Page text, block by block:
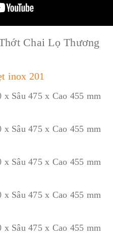
Chai Lọ Thương
inox 201
Sâu 475 x Cao 455 mm
Sâu 475 x Cao 455 mm
Sâu 475 x Cao 455 mm
Sâu 475 x Cao 455 mm
Sâu 475 x Cao 455 mm